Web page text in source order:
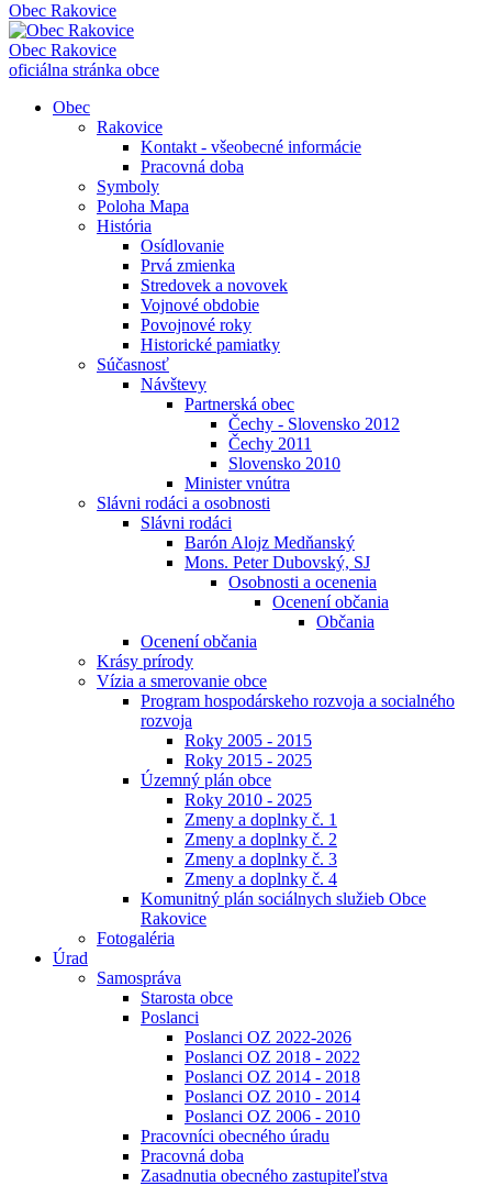
Obec Rakovice
Obec Rakovice
oficiálna stránka obce
Obec
Rakovice
Kontakt - všeobecné informácie
Pracovná doba
Symboly
Poloha Mapa
História
Osídlovanie
Prvá zmienka
Stredovek a novovek
Vojnové obdobie
Povojnové roky
Historické pamiatky
Súčasnosť
Návštevy
Partnerská obec
Čechy - Slovensko 2012
Čechy 2011
Slovensko 2010
Minister vnútra
Slávni rodáci a osobnosti
Slávni rodáci
Barón Alojz Medňanský
Mons. Peter Dubovský, SJ
Osobnosti a ocenenia
Ocenení občania
Občania
Ocenení občania
Krásy prírody
Vízia a smerovanie obce
Program hospodárskeho rozvoja a socialného
rozvoja
Roky 2005 - 2015
Roky 2015 - 2025
Územný plán obce
Roky 2010 - 2025
Zmeny a doplnky č. 1
Zmeny a doplnky č. 2
Zmeny a doplnky č. 3
Zmeny a doplnky č. 4
Komunitný plán sociálnych služieb Obce
Rakovice
Fotogaléria
Úrad
Samospráva
Starosta obce
Poslanci
Poslanci OZ 2022-2026
Poslanci OZ 2018 - 2022
Poslanci OZ 2014 - 2018
Poslanci OZ 2010 - 2014
Poslanci OZ 2006 - 2010
Pracovníci obecného úradu
Pracovná doba
Zasadnutia obecného zastupiteľstva